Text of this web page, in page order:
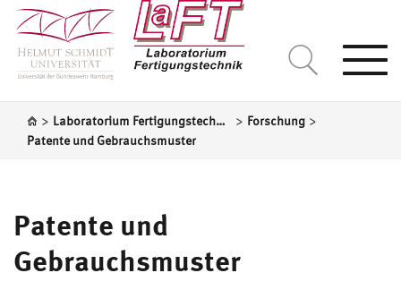
> Laboratorium Fertigungstechnik > Forschung >
Patente und Gebrauchsmuster
Patente und
Gebrauchsmuster